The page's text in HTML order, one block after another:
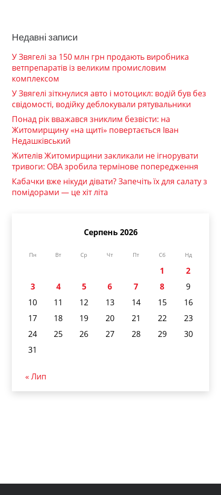
Недавні записи
У Звягелі за 150 млн грн продають виробника
ветпрепаратів із великим промисловим
комплексом
У Звягелі зіткнулися авто і мотоцикл: водій був без
свідомості, водійку деблокували рятувальники
Понад рік вважався зниклим безвісти: на
Житомирщину «на щиті» повертається Іван
Недашківський
Жителів Житомирщини закликали не ігнорувати
тривоги: ОВА зробила термінове попередження
Кабачки вже нікуди дівати? Запечіть їх для салату з
помідорами — це хіт літа
Серпень 2026
Пн Вт Ср Чт Пт Сб Нд
1
2
3
4 5 6 7 8
9
10
11 12 13 14 15
16
17
18 19 20 21 22
23
24
25 26 27 28 29
30
31
« Лип